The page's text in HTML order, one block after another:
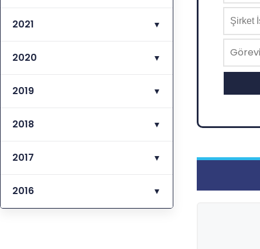
2021 ▼
2020 ▼
2019 ▼
2018 ▼
2017 ▼
2016 ▼